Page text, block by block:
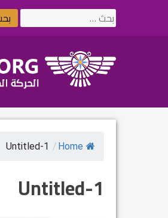
البحث
عن:
Home
/
Untitled-1
Untitled-1